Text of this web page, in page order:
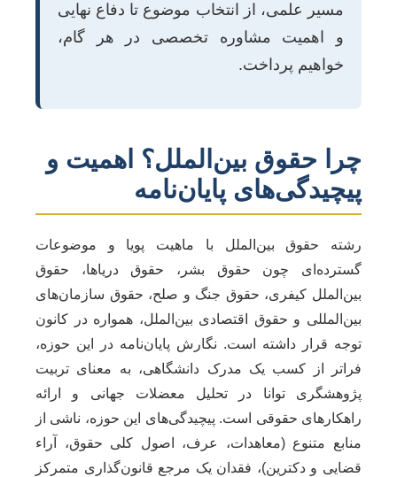
مسیر علمی، از انتخاب موضوع تا دفاع نهایی
و اهمیت مشاوره تخصصی در هر گام،
خواهیم پرداخت.
چرا حقوق بین‌الملل؟ اهمیت و
پیچیدگی‌های پایان‌نامه
رشته حقوق بین‌الملل با ماهیت پویا و موضوعات
گسترده‌ای چون حقوق بشر، حقوق دریاها، حقوق
بین‌الملل کیفری، حقوق جنگ و صلح، حقوق سازمان‌های
بین‌المللی و حقوق اقتصادی بین‌الملل، همواره در کانون
توجه قرار داشته است. نگارش پایان‌نامه در این حوزه،
فراتر از کسب یک مدرک دانشگاهی، به معنای تربیت
پژوهشگری توانا در تحلیل معضلات جهانی و ارائه
راهکارهای حقوقی است. پیچیدگی‌های این حوزه، ناشی از
منابع متنوع (معاهدات، عرف، اصول کلی حقوق، آراء
قضایی و دکترین)، فقدان یک مرجع قانون‌گذاری متمرکز